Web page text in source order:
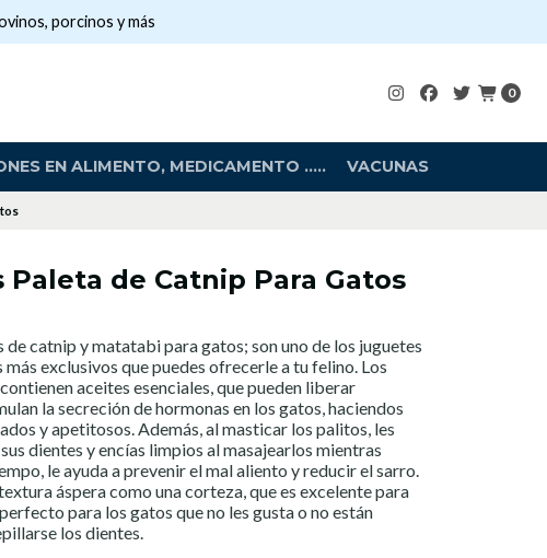
0
EN ALIMENTO, MEDICAMENTO ..... VACUNAS
porcinos y más
Paleta de Catnip Para Gatos
catnip y matatabi para gatos; son uno de los juguetes
exclusivos que puedes ofrecerle a tu felino. Los
aceites esenciales, que pueden liberar
la secreción de hormonas en los gatos, haciendos
y apetitosos. Además, al masticar los palitos, les
dientes y encías limpios al masajearlos mientras
le ayuda a prevenir el mal aliento y reducir el sarro.
áspera como una corteza, que es excelente para
para los gatos que no les gusta o no están
los dientes.